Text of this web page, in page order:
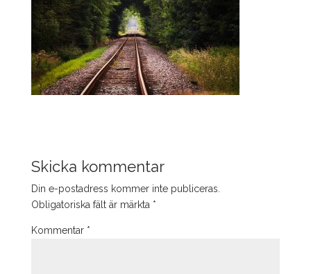
Skicka kommentar
Din e-postadress kommer inte publiceras.
Obligatoriska fält är märkta *
Kommentar *